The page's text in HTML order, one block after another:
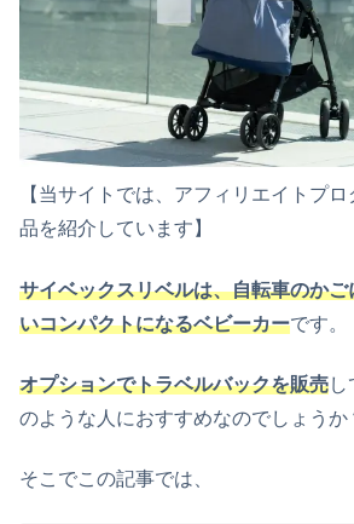
【当サイトでは、アフィリエイトプ
品を紹介しています】
サイベックスリベルは、自転車のか
いコンパクトになるベビーカーです。
オプションでトラベルバックを販売
のような人におすすめなのでしょうか
そこでこの記事では、